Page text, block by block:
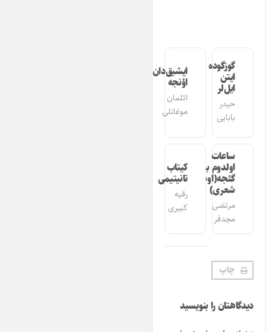
گوزگوده
ایتن
ایل‌لر
حیدر
بابایی
ایشیق‌دان
اؤنجه
ائلمان
موغانلی
ساعات
اولدوم بیر
گئجه(اوشاق
شعری)
مرتضی
مجدفر
کیتاب
تانیتیمی
رقیه
کبیری
چاپ
دیدگاهتان را بنویسید